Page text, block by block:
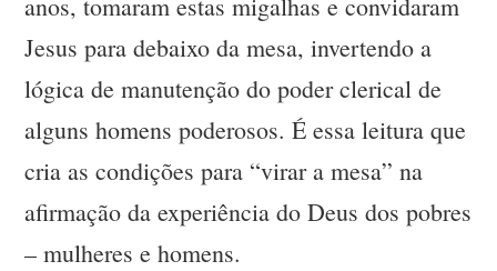
anos, tomaram estas migalhas e convidaram
Jesus para debaixo da mesa, invertendo a
lógica de manutenção do poder clerical de
alguns homens poderosos. É essa leitura que
cria as condições para “virar a mesa” na
afirmação da experiência do Deus dos pobres
– mulheres e homens.